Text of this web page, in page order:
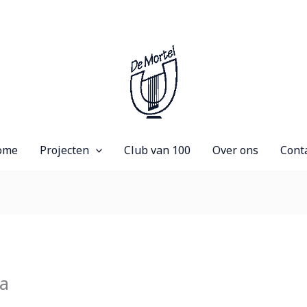
Projecten Club van 100 Over ons